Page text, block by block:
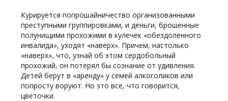
Курируется попрошайничество организованными
преступными группировками, и деньги, брошенные
полунищими прохожими в кулечек «обездоленного
инвалида», уходят «наверх». Причем, настолько
«наверх», что, узнай об этом сердобольный
прохожий, он потерял бы сознание от удивления.
Детей берут в «аренду» у семей алкоголиков или
попросту воруют. Но это все, что говорится,
цветочки.